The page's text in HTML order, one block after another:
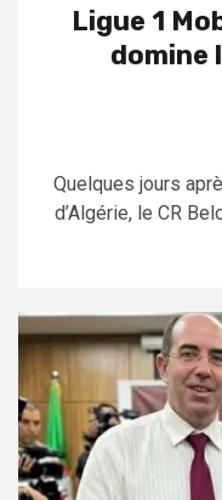
Ligue 1
domine
Quelques jours
d’Algérie, le CR